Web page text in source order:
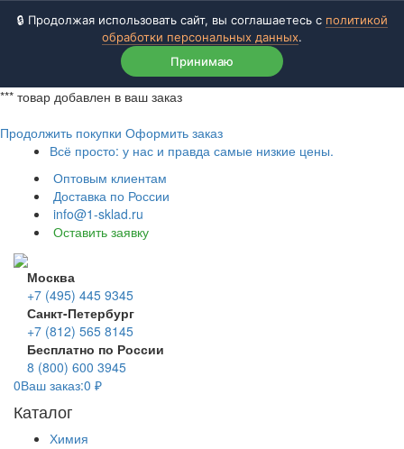
🔒 Продолжая использовать сайт, вы соглашаетесь с политикой
обработки персональных данных.
Принимаю
*** товар добавлен в ваш заказ
Продолжить покупки Оформить заказ
Всё просто: у нас и правда самые низкие цены.
Оптовым клиентам
Доставка по России
info@1-sklad.ru
Оставить заявку
Москва
+7 (495) 445 9345
Санкт-Петербург
+7 (812) 565 8145
Бесплатно по России
8 (800) 600 3945
0Ваш заказ:0 ₽
Каталог
Химия